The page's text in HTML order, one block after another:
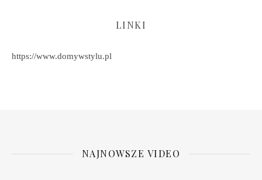
LINKI
https://www.domywstylu.pl
NAJNOWSZE VIDEO